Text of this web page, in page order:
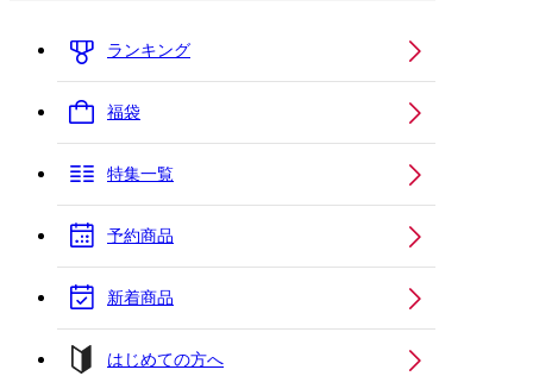
ランキング
福袋
特集一覧
予約商品
新着商品
はじめての方へ